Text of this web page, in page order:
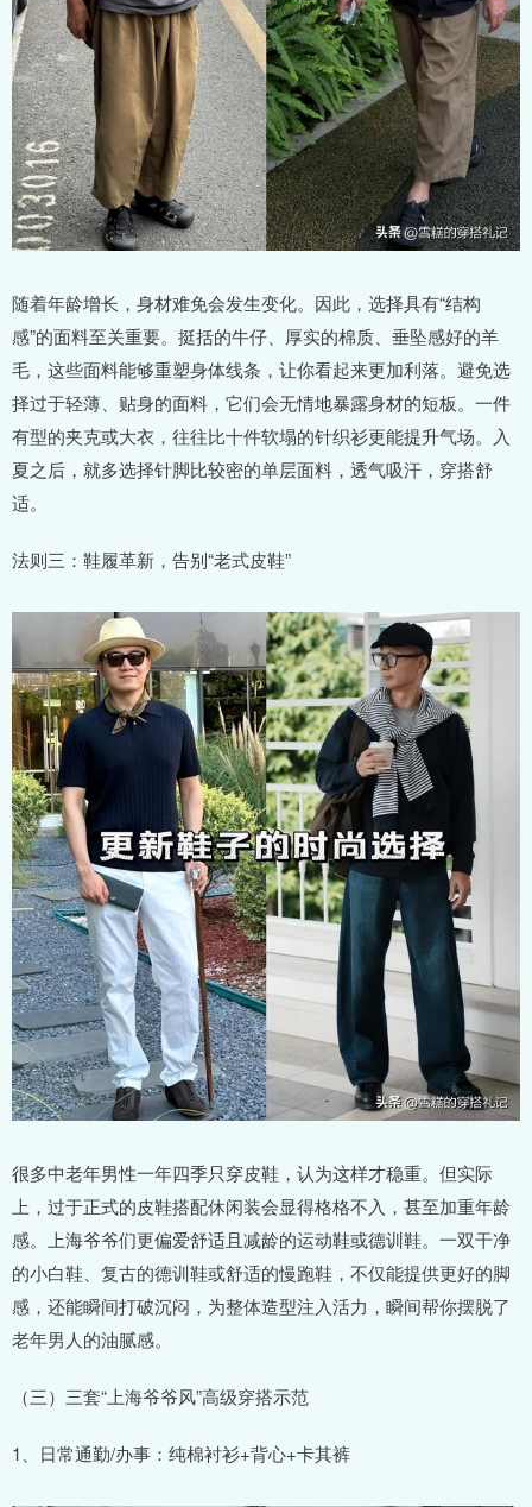
随着年龄增长，身材难免会发生变化。因此，选择具有“结构
感”的面料至关重要。挺括的牛仔、厚实的棉质、垂坠感好的羊
毛，这些面料能够重塑身体线条，让你看起来更加利落。避免选
择过于轻薄、贴身的面料，它们会无情地暴露身材的短板。一件
有型的夹克或大衣，往往比十件软塌的针织衫更能提升气场。入
夏之后，就多选择针脚比较密的单层面料，透气吸汗，穿搭舒
适。
法则三：鞋履革新，告别“老式皮鞋”
很多中老年男性一年四季只穿皮鞋，认为这样才稳重。但实际
上，过于正式的皮鞋搭配休闲装会显得格格不入，甚至加重年龄
感。上海爷爷们更偏爱舒适且减龄的运动鞋或德训鞋。一双干净
的小白鞋、复古的德训鞋或舒适的慢跑鞋，不仅能提供更好的脚
感，还能瞬间打破沉闷，为整体造型注入活力，瞬间帮你摆脱了
老年男人的油腻感。
（三）三套“上海爷爷风”高级穿搭示范
1、日常通勤/办事：纯棉衬衫+背心+卡其裤